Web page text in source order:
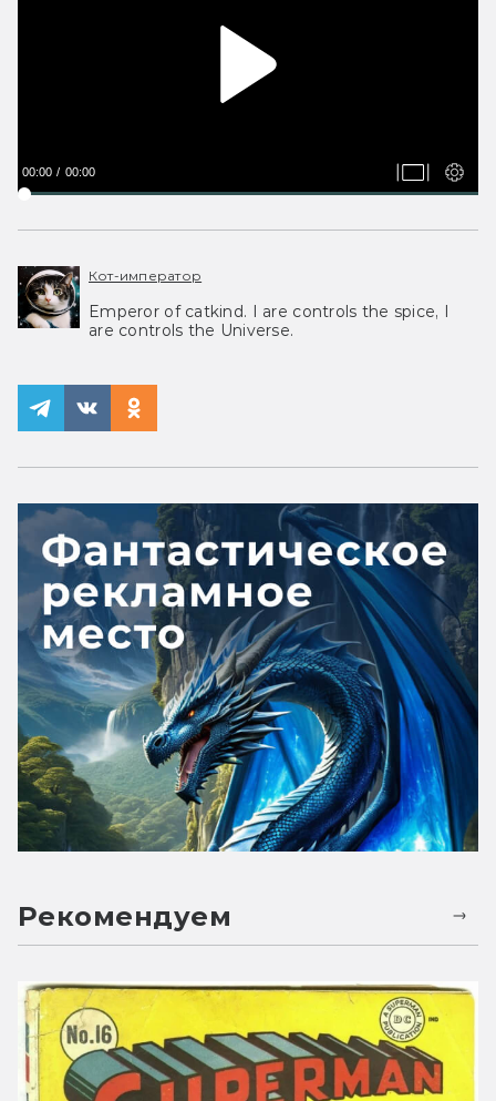
00:00 00:00
Кот-император
Emperor of catkind. I are controls the spice, I
are controls the Universe.
Рекомендуем